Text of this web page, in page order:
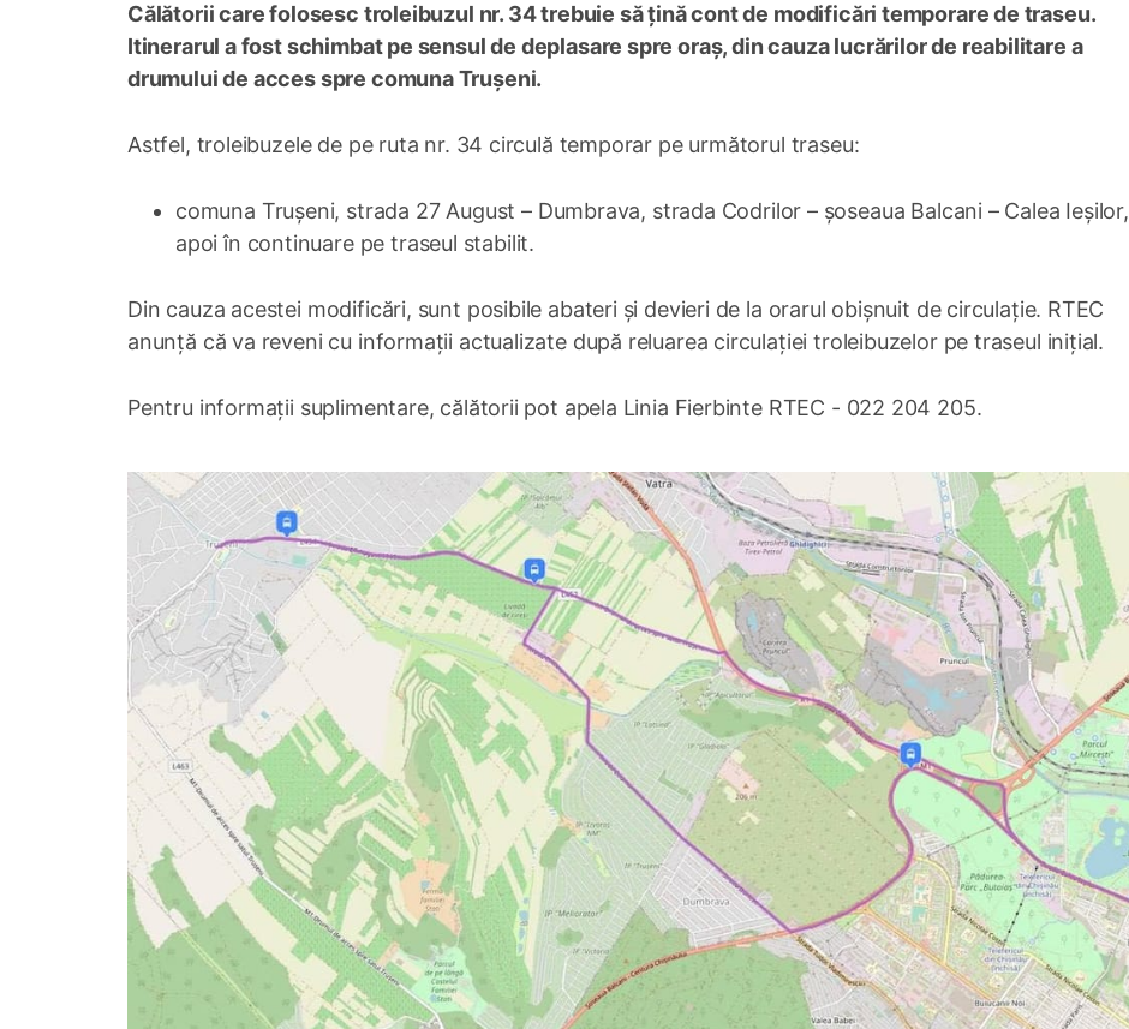
Călătorii care folosesc troleibuzul nr. 34 trebuie să țină cont de modificări temporare de traseu.
Itinerarul a fost schimbat pe sensul de deplasare spre oraș, din cauza lucrărilor de reabilitare a
drumului de acces spre comuna Trușeni.
Astfel, troleibuzele de pe ruta nr. 34 circulă temporar pe următorul traseu:
comuna Trușeni, strada 27 August – Dumbrava, strada Codrilor – șoseaua Balcani – Calea Ieșilor,
apoi în continuare pe traseul stabilit.
Din cauza acestei modificări, sunt posibile abateri și devieri de la orarul obișnuit de circulație. RTEC
anunță că va reveni cu informații actualizate după reluarea circulației troleibuzelor pe traseul inițial.
Pentru informații suplimentare, călătorii pot apela Linia Fierbinte RTEC - 022 204 205.